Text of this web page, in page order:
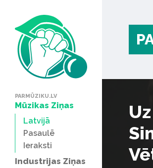
PARMŪZIKU.LV
Mūzikas Ziņas
Latvijā
Pasaulē
Ieraksti
Industrijas Ziņas